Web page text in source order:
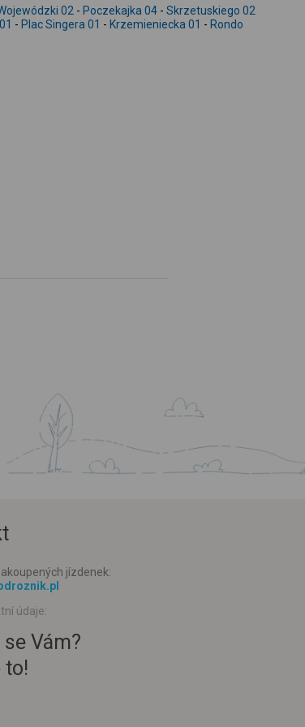
-
02 - Poczekajka 04 - Skrzetuskiego 02
- Plac Singera 01 - Krzemieniecka 01 - Rondo
jízdenek:
údaje:
Vám?
to!